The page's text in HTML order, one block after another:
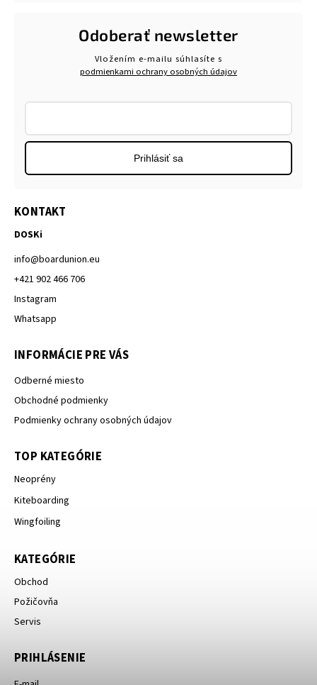
KONTAKT
DOSKi
info@boardunion.eu
+421 902 466 706
Instagram
Whatsapp
INFORMÁCIE PRE VÁS
Odberné miesto
Obchodné podmienky
Podmienky ochrany osobných údajov
TOP KATEGÓRIE
Neoprény
Kiteboarding
Wingfoiling
KATEGÓRIE
Obchod
Požičovňa
Servis
PRIHLÁSENIE
Odoberať newsletter
Vložením e-mailu súhlasíte s
podmienkami ochrany osobných údajov
Prihlásiť sa